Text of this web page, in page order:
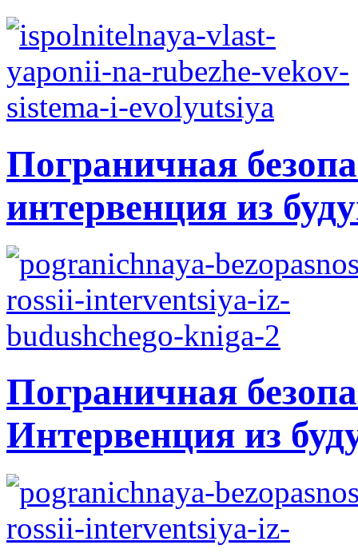
Пограничная
интервенция из
Пограничная
Интервенция из